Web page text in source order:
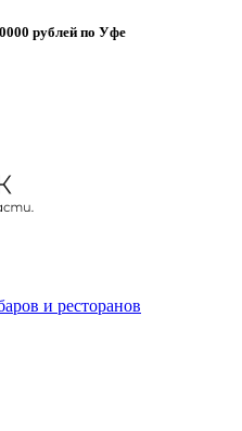
рублей по Уфе
и ресторанов